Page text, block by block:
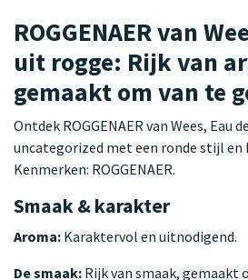
ROGGENAER van
uit rogge: Rijk van
gemaakt om van te
Ontdek ROGGENAER van Wees, Eau
uncategorized met een ronde stijl en
Kenmerken: ROGGENAER.
Smaak & karakter
Aroma: Karaktervol en uitnodigend.
De smaak: Rijk van smaak, gemaakt